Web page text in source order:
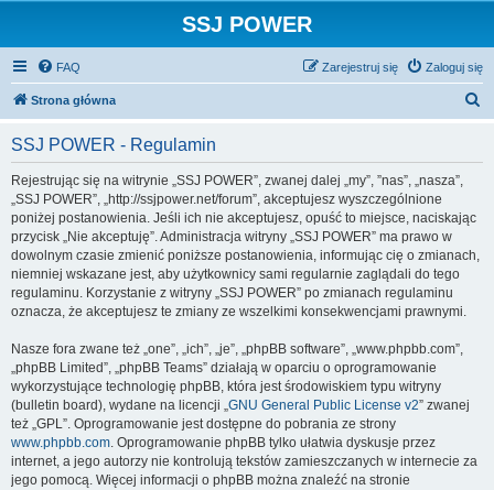
SSJ POWER
FAQ Zaloguj się
Zarejestruj się
Strona główna
SSJ POWER - Regulamin
Rejestrując się na witrynie „SSJ POWER”, zwanej dalej „my”, ”nas”, „nasza”,
„SSJ POWER”, „http://ssjpower.net/forum”, akceptujesz wyszczególnione
poniżej postanowienia. Jeśli ich nie akceptujesz, opuść to miejsce, naciskając
przycisk „Nie akceptuję”. Administracja witryny „SSJ POWER” ma prawo w
dowolnym czasie zmienić poniższe postanowienia, informując cię o zmianach,
niemniej wskazane jest, aby użytkownicy sami regularnie zaglądali do tego
regulaminu. Korzystanie z witryny „SSJ POWER” po zmianach regulaminu
oznacza, że akceptujesz te zmiany ze wszelkimi konsekwencjami prawnymi.
Nasze fora zwane też „one”, „ich”, „je”, „phpBB software”, „www.phpbb.com”,
„phpBB Limited”, „phpBB Teams” działają w oparciu o oprogramowanie
wykorzystujące technologię phpBB, która jest środowiskiem typu witryny
(bulletin board), wydane na licencji „GNU General Public License v2” zwanej
też „GPL”. Oprogramowanie jest dostępne do pobrania ze strony
www.phpbb.com. Oprogramowanie phpBB tylko ułatwia dyskusje przez
internet, a jego autorzy nie kontrolują tekstów zamieszczanych w internecie za
jego pomocą. Więcej informacji o phpBB można znaleźć na stronie